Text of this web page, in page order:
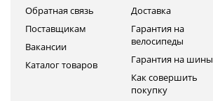
Обратная связь
Поставщикам
Вакансии
Каталог товаров
Доставка
Гарантия на
велосипеды
Гарантия на шины
Как совершить
покупку